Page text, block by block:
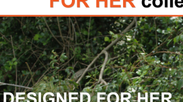
se incluyen el
Solar Failsafe, punto de
aluminio 7075, utiliza un
facilitar su reemplazo
por laGarantía Limitada de por